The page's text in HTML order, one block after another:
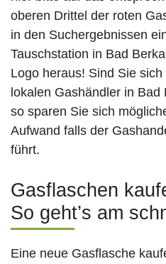
oberen Drittel der roten
in den Suchergebnissen
Tauschstation in Bad
Logo heraus! Sind Sie
lokalen Gashändler in
so sparen Sie sich
Aufwand falls der
führt.
Gasflaschen
So geht’s am
Eine neue Gasflasche